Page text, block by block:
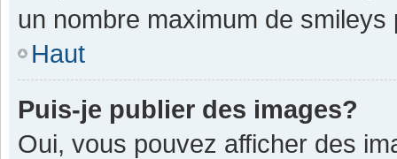
un nombre maximum de smileys
Haut
Puis-je publier des images?
Oui, vous pouvez afficher des